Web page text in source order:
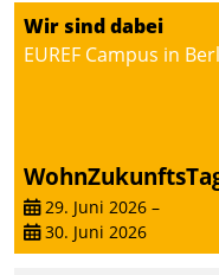
Einsparungen durch
Prozesse. Doch man
mit der Einführung
Wir sind dabei
EUREF Campus in
29. Juni 2026 –
30. Juni 2026